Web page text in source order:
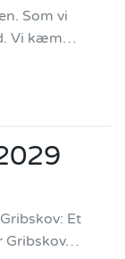
Som vi
Vi kæm…
Et
Gribskov…